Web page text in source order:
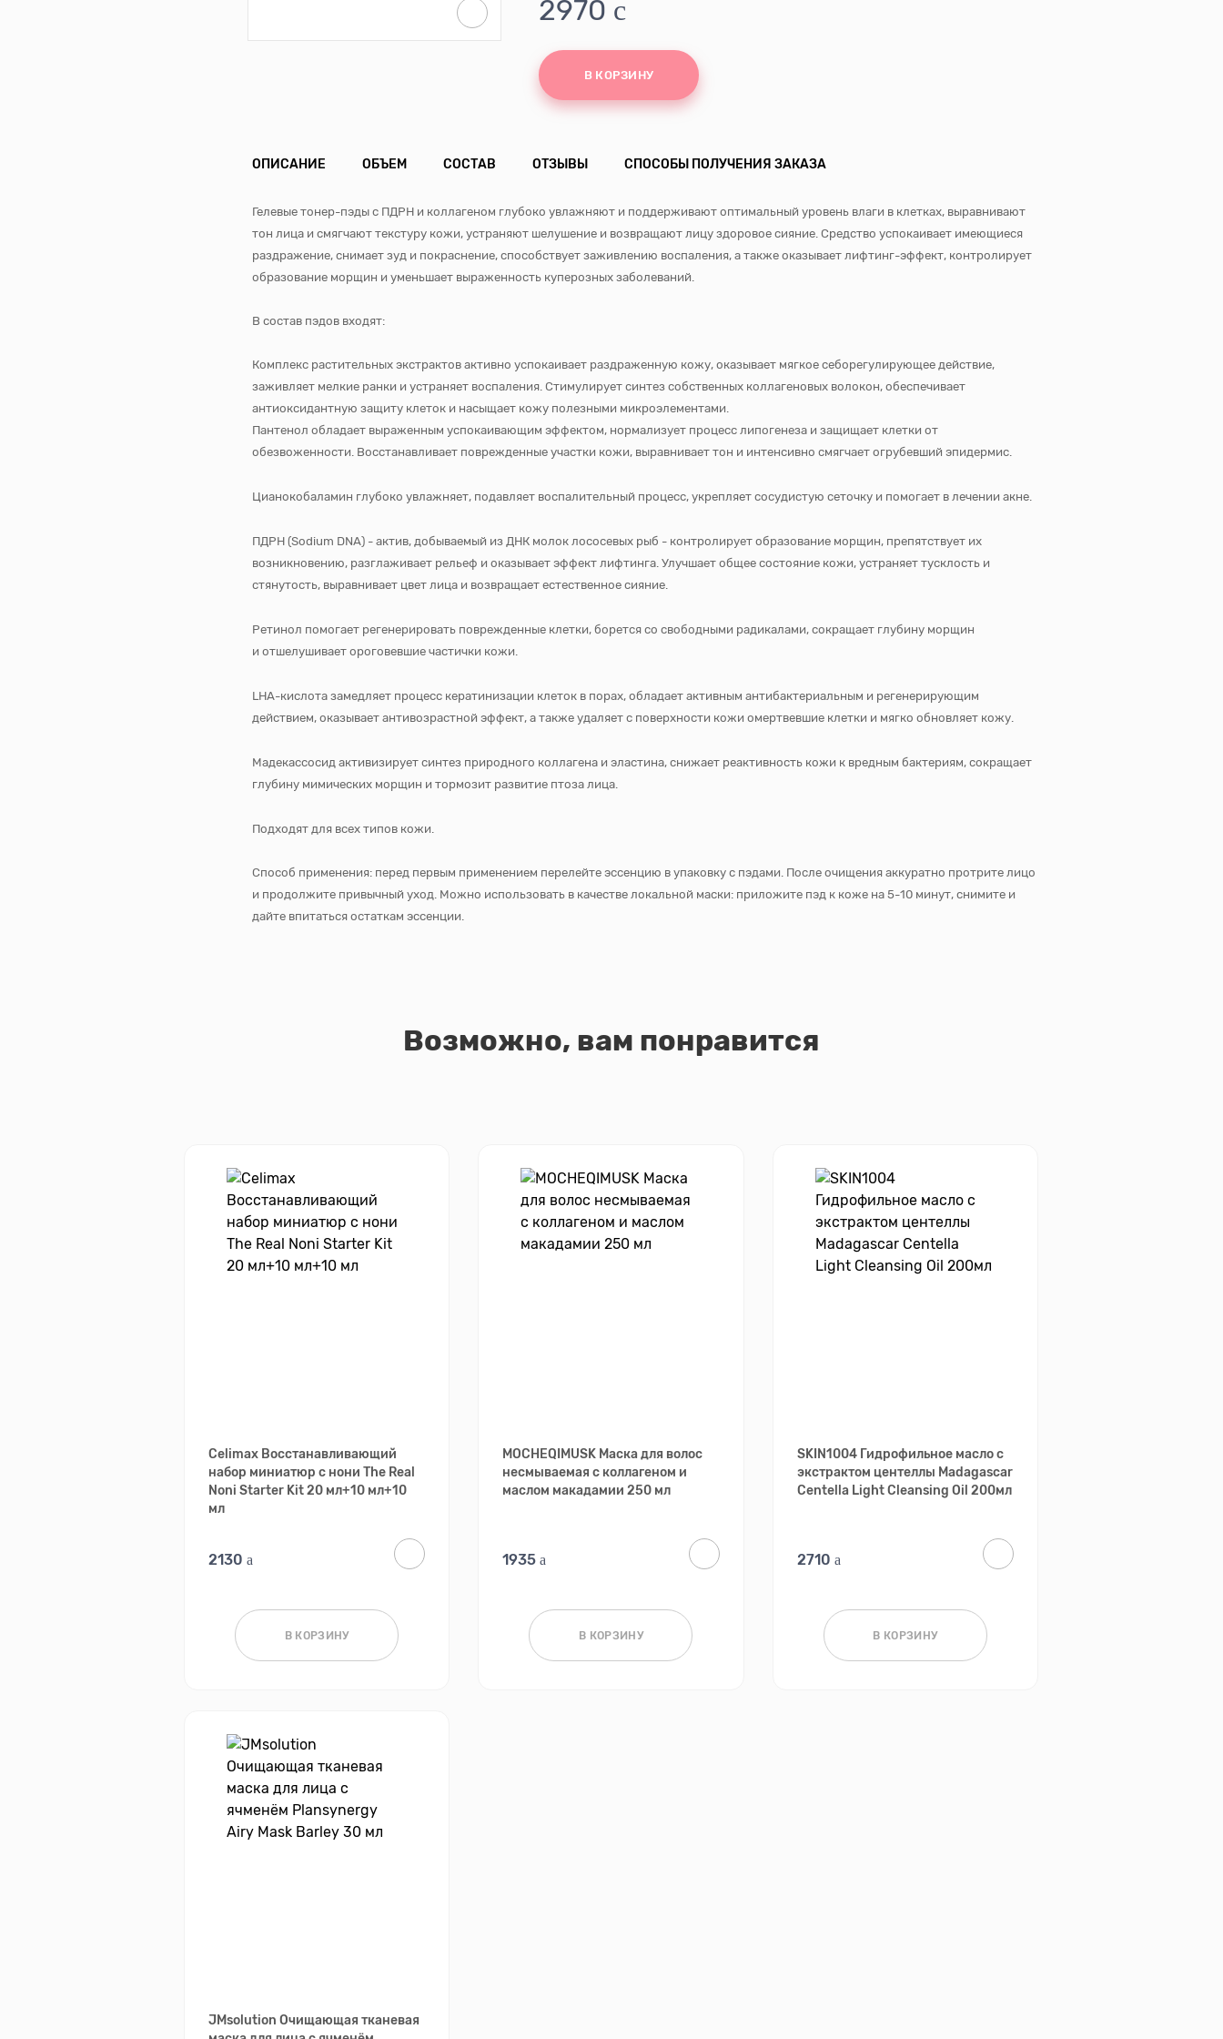
2970
В КОРЗИНУ
ОПИСАНИЕ ОБЪЕМ СОСТАВ ОТЗЫВЫ СПОСОБЫ ПОЛУЧЕНИЯ ЗАКАЗА
Гелевые тонер-пэды с ПДРН и коллагеном глубоко увлажняют и поддерживают оптимальный уровень влаги в клетках, выравнивают
тон лица и смягчают текстуру кожи, устраняют шелушение и возвращают лицу здоровое сияние. Средство успокаивает имеющиеся
раздражение, снимает зуд и покраснение, способствует заживлению воспаления, а также оказывает лифтинг-эффект, контролирует
образование морщин и уменьшает выраженность куперозных заболеваний.
В состав пэдов входят:
Комплекс растительных экстрактов активно успокаивает раздраженную кожу, оказывает мягкое себорегулирующее действие,
заживляет мелкие ранки и устраняет воспаления. Стимулирует синтез собственных коллагеновых волокон, обеспечивает
антиоксидантную защиту клеток и насыщает кожу полезными микроэлементами.
Пантенол обладает выраженным успокаивающим эффектом, нормализует процесс липогенеза и защищает клетки от
обезвоженности. Восстанавливает поврежденные участки кожи, выравнивает тон и интенсивно смягчает огрубевший эпидермис.
Цианокобаламин глубоко увлажняет, подавляет воспалительный процесс, укрепляет сосудистую сеточку и помогает в лечении акне.
ПДРН (Sodium DNA) - актив, добываемый из ДНК молок лососевых рыб - контролирует образование морщин, препятствует их
возникновению, разглаживает рельеф и оказывает эффект лифтинга. Улучшает общее состояние кожи, устраняет тусклость и
стянутость, выравнивает цвет лица и возвращает естественное сияние.
Ретинол помогает регенерировать поврежденные клетки, борется со свободными радикалами, сокращает глубину морщин
и отшелушивает ороговевшие частички кожи.
LHA-кислота замедляет процесс кератинизации клеток в порах, обладает активным антибактериальным и регенерирующим
действием, оказывает антивозрастной эффект, а также удаляет с поверхности кожи омертвевшие клетки и мягко обновляет кожу.
Мадекассосид активизирует синтез природного коллагена и эластина, снижает реактивность кожи к вредным бактериям, сокращает
глубину мимических морщин и тормозит развитие птоза лица.
Подходят для всех типов кожи.
Способ применения: перед первым применением перелейте эссенцию в упаковку с пэдами. После очищения аккуратно протрите лицо
и продолжите привычный уход. Можно использовать в качестве локальной маски: приложите пэд к коже на 5-10 минут, снимите и
дайте впитаться остаткам эссенции.
Возможно, вам понравится
Celimax Восстанавливающий
набор миниатюр с нони The Real
Noni Starter Kit 20 мл+10 мл+10
мл
2130
В КОРЗИНУ
MOCHEQIMUSK Маска для волос
несмываемая с коллагеном и
маслом макадамии 250 мл
1935
В КОРЗИНУ
SKIN1004 Гидрофильное масло с
экстрактом центеллы Madagascar
Centella Light Cleansing Oil 200мл
2710
В КОРЗИНУ
JMsolution Очищающая тканевая